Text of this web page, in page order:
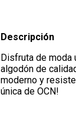
Descripción
Disfruta de moda
algodón de
moderno y
única de OCN!